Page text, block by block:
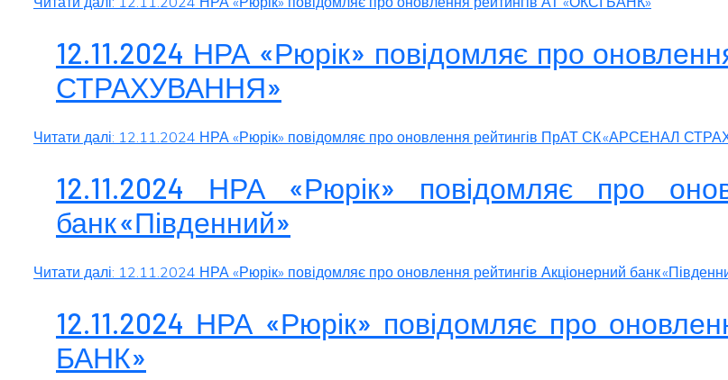
12.11.2024 НРА «Рюрік» повідомляє про
СТРАХУВАННЯ»
Читати далі: 12.11.2024 НРА «Рюрік» повідомляє про оновлення рейтингів ПрАТ СК «АРСЕНАЛ
12.11.2024 НРА «Рюрік» повідомляє про
банк «Південний»
Читати далі: 12.11.2024 НРА «Рюрік» повідомляє про оновлення рейтингів Акціонерний банк
12.11.2024 НРА «Рюрік» повідомляє про
БАНК»